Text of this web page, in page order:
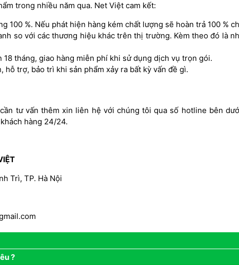
trong nhiều năm qua. Net Việt cam kết:
100 %. Nếu phát hiện hàng kém chất lượng sẽ hoàn trả 100 %
so với các thương hiệu khác trên thị trường. Kèm theo đó là
18 tháng, giao hàng miễn phí khi sử dụng dịch vụ trọn gói.
hỗ trợ, bảo trì khi sản phẩm xảy ra bất kỳ vấn đề gì.
tư vấn thêm xin liên hệ với chúng tôi qua số hotline bên
hàng 24/24.
Trì, TP. Hà Nội
m
?